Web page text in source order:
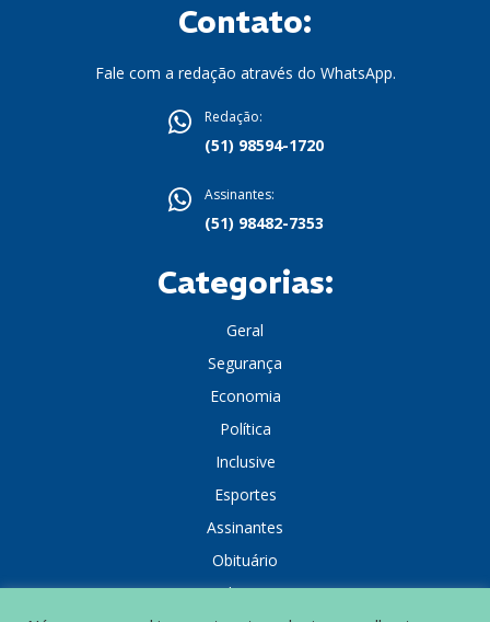
Contato:
Fale com a redação através do WhatsApp.
Redação:
(51) 98594-1720
Assinantes:
(51) 98482-7353
Categorias:
Geral
Segurança
Economia
Política
Inclusive
Esportes
Assinantes
Obituário
Colunistas